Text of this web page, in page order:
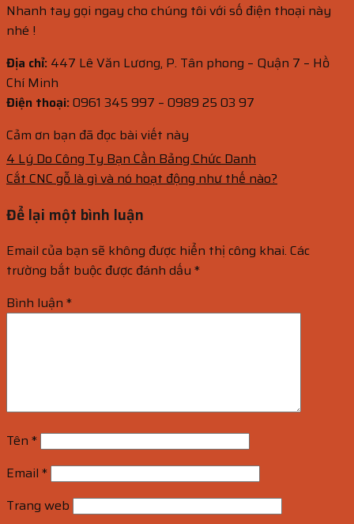
Nhanh tay gọi ngay cho chúng tôi với số điện thoại này
nhé !
Địa chỉ: 447 Lê Văn Lương, P. Tân phong – Quận 7 – Hồ
Chí Minh
Điện thoại:0961 345 997 – 0989 25 03 97
Cảm ơn bạn đã đọc bài viết này
4 Lý Do Công Ty Bạn Cần Bảng Chức Danh
Cắt CNC gỗ là gì và nó hoạt động như thế nào?
Để lại một bình luận
Email của bạn sẽ không được hiển thị công khai. Các
trường bắt buộc được đánh dấu *
Bình luận *
Tên *
Email *
Trang web